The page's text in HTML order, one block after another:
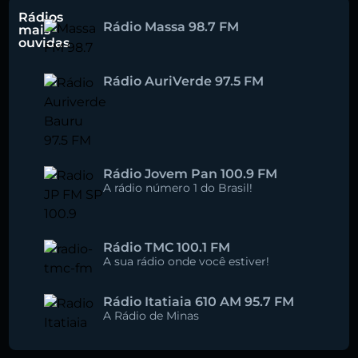
Rádios
mais
ouvidas
Rádio Massa 98.7 FM
Rádio AuriVerde 97.5 FM
Rádio Jovem Pan 100.9 FM
A rádio número 1 do Brasil!
Rádio TMC 100.1 FM
A sua rádio onde você estiver!
Rádio Itatiaia 610 AM 95.7 FM
A Rádio de Minas